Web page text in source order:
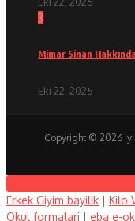
3
Mimar Sinan
Eki 22, 2025
Copyright © 2026 İyi
Erkek Giyim bayilik | Kilo
Okul formalari | eba e-